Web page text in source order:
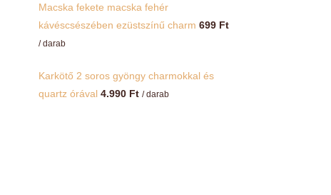
Macska fekete macska fehér
kávéscsészében ezüstszínű charm 699 Ft
/ darab
Karkötő 2 soros gyöngy charmokkal és
quartz órával 4.990 Ft / darab